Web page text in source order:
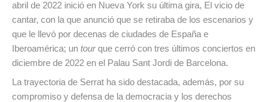
abril de 2022 inició en Nueva York su última gira, El vicio de
cantar, con la que anunció que se retiraba de los escenarios y
que le llevó por decenas de ciudades de España e
Iberoamérica; un tourque cerró con tres últimos conciertos en
diciembre de 2022 en el Palau Sant Jordi de Barcelona.
La trayectoria de Serrat ha sido destacada, además, por su
compromiso y defensa de la democracia y los derechos